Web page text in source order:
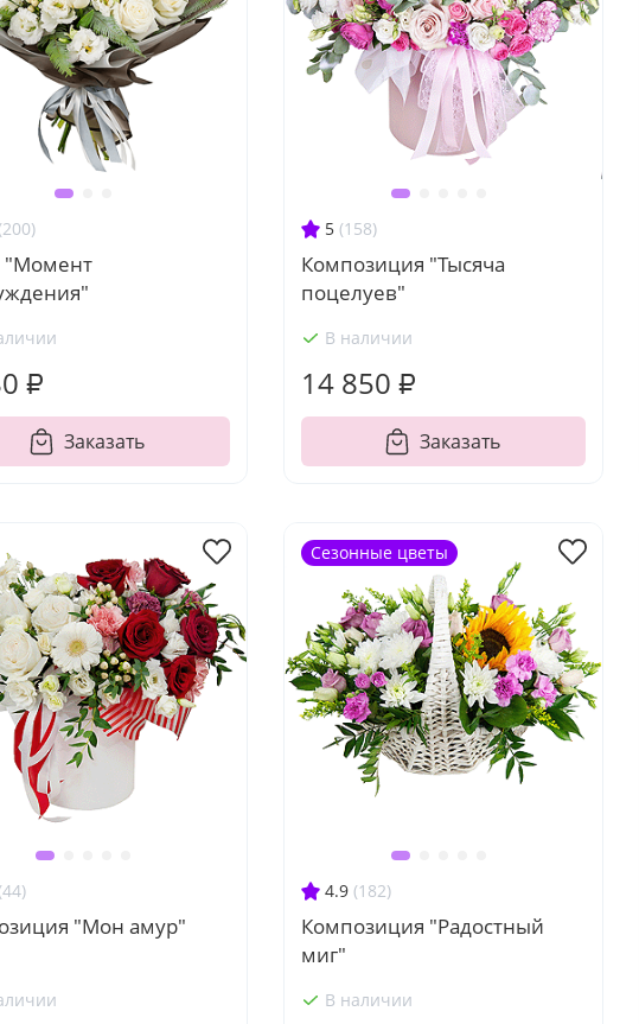
"Момент
₽
Заказать
5 (158)
Композиция "Тысяча
поцелуев"
В наличии
14 850 ₽
Заказать
"Мон амур"
4.9 (182)
Композиция "Радостный
миг"
В наличии
Сезонные цветы